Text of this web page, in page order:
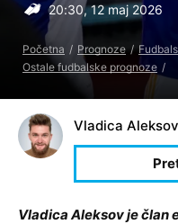
20:30, 12 maj 2026
Početna Prognoze
Ostale fudbalske prognoze
Vladica Aleksov
Vladica Aleksov je član